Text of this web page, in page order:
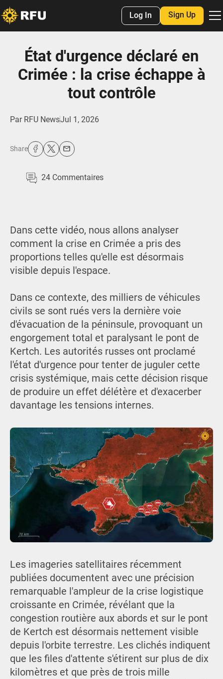
Log In Sign Up
État d'urgence déclaré en
Crimée : la crise échappe à
tout contrôle
Par RFU NewsJul 1, 2026
Share
24 Commentaires
Dans cette vidéo, nous allons analyser
comment la crise en Crimée a pris des
proportions telles qu'elle est désormais
visible depuis l'espace.
Dans ce contexte, des milliers de véhicules
civils se sont rués vers la dernière voie
d'évacuation de la péninsule, provoquant un
engorgement total et paralysant le pont de
Kertch. Les autorités russes ont proclamé
l'état d'urgence pour tenter de juguler cette
crisis systémique, mais cette décision risque
de produire un effet délétère et d'exacerber
davantage les tensions internes.
Les imageries satellitaires récemment
publiées documentent avec une précision
remarquable l'ampleur de la crise logistique
croissante en Crimée, révélant que la
congestion routière aux abords et sur le pont
de Kertch est désormais nettement visible
depuis l'orbite terrestre. Les clichés indiquent
que les files d'attente s'étirent sur plus de dix
kilomètres et que près de trois mille